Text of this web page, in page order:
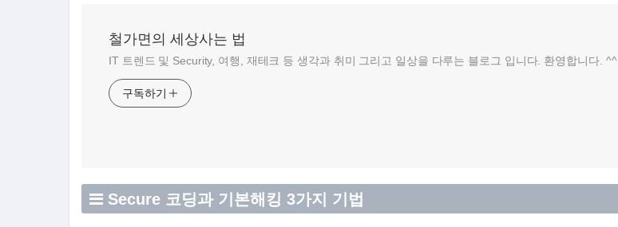
철가면의 세상사는 법
IT 트렌드 및 Security, 여행, 재테크 등 생각과 취미 그리고 일상을 다루는 블로그 입니다. 환영합니다. ^^
구독하기
Secure 코딩과 기본해킹 3가지 기법